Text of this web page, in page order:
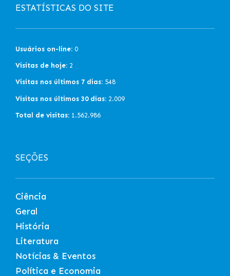
ESTATÍSTICAS DO SITE
Usuários on-line: 0
Visitas de hoje: 2
Visitas nos últimos 7 dias: 548
Visitas nos últimos 30 dias: 2.009
Total de visitas: 1.562.986
SEÇÕES
Ciência
Geral
História
Literatura
Notícias & Eventos
Política e Economia